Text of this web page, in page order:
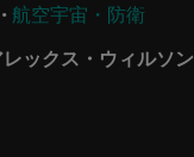
• 航空宇宙・防衛
ックス・ウィルソン